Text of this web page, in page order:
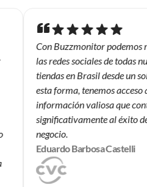
Con Buzzmonitor podemos
las redes sociales de todas
tiendas en Brasil desde un
esta forma, tenemos acceso a
información valiosa que
significativamente al éxito
negocio.
Eduardo Barbosa Castelli